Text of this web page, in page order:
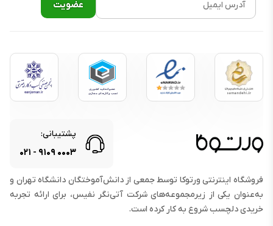
پشتیبانی:
۰۰۰۳ ۹۱۰۹ - ۰۲۱
فروشگاه اینترنتی ورتوکا توسط جمعی از دانش‌آموختگان دانشگاه تهران و
به‌عنوان یکی از زیرمجموعه‌های شرکت آتی‌نگر نفیس، برای ارائه تجربه
خریدی دلچسب شروع به کار کرده است.